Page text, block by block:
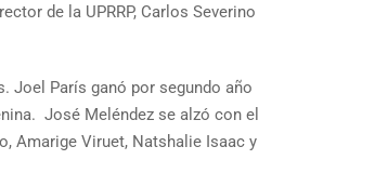
de la UPRRP, Carlos Severino
Joel París ganó por segundo año
José Meléndez se alzó con el
Amarige Viruet, Natshalie Isaac y